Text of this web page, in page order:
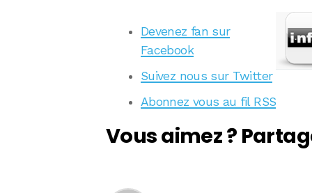
Devenez fan sur
Facebook
Suivez nous sur Twitter
Abonnez vous au fil RSS
Vous aimez ?